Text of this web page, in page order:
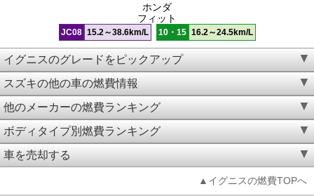
ホンダ
フィット
JC08 15.2～38.6km/L 10・15 16.2～24.5km/L
イグニスのグレードをピックアップ
スズキの他の車の燃費情報
他のメーカーの燃費ランキング
ボディタイプ別燃費ランキング
車を売却する
▲イグニスの燃費TOPへ